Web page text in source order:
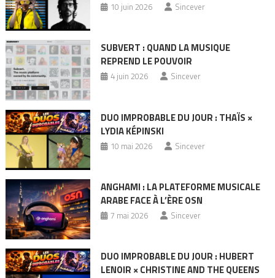
10 juin 2026 Sincever
SUBVERT : QUAND LA MUSIQUE
REPREND LE POUVOIR
4 juin 2026 Sincever
DUO IMPROBABLE DU JOUR : THAÏS ×
LYDIA KÉPINSKI
10 mai 2026 Sincever
ANGHAMI : LA PLATEFORME MUSICALE
ARABE FACE À L’ÈRE OSN
7 mai 2026 Sincever
DUO IMPROBABLE DU JOUR : HUBERT
LENOIR × CHRISTINE AND THE QUEENS